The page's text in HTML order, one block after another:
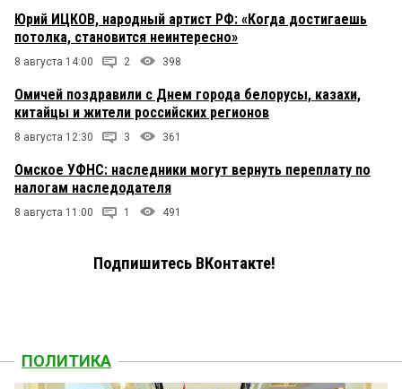
Юрий ИЦКОВ, народный артист РФ: «Когда достигаешь
потолка, становится неинтересно»
8 августа 14:00 2 398
Омичей поздравили с Днем города белорусы, казахи,
китайцы и жители российских регионов
8 августа 12:30 3 361
Омское УФНС: наследники могут вернуть переплату по
налогам наследодателя
8 августа 11:00 1 491
Подпишитесь ВКонтакте!
ПОЛИТИКА